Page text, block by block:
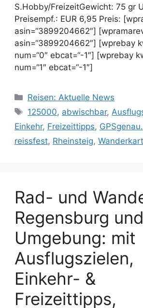
S.Hobby/FreizeitGewicht: 75 gr
Preisempf.: EUR 6,95 Preis:
asin=“3899204662″]
asin=“3899204662″] [wprebay
num=“0″ ebcat=“-1″] [wprebay
num=“1″ ebcat=“-1″]
Kategorien
Reisen: Aktuelle News
Schlagwörter
125000, abwischbar,
Einkehr, Freizeittipps, GPSgenau.
reissfest, Rheinsteig,
Rad- und
Regensburg und
Umgebung: mit
Ausflugszielen,
Einkehr- &
Freizeittipps,